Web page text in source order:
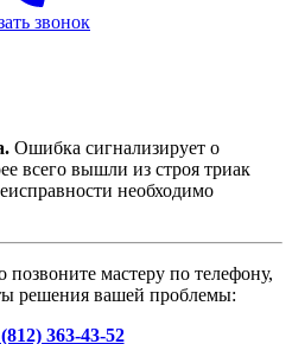
звонок
Ошибка сигнализирует о
всего вышли из строя триак
необходимо
мастеру по телефону,
решения вашей проблемы:
363-43-52